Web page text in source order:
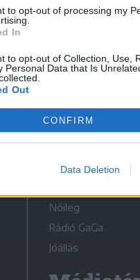
to opt-out of processing my
In
to opt-out of Collection, Use,
Personal Data that Is
Out
CONFIRM
Data Deletion
Liget
Krónika
Bihari Napló
Erdélyi Napló
Nőileg
Rádió GaGa
Jóállás